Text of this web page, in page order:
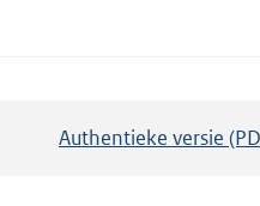
Authentieke versie